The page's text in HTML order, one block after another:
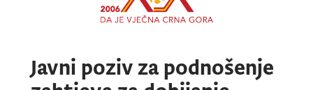
Javni poziv za podnošenje